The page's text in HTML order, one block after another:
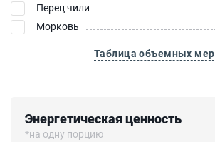
Перец чили
Морковь
Таблица объемных мер
Энергетическая ценность
*на одну порцию